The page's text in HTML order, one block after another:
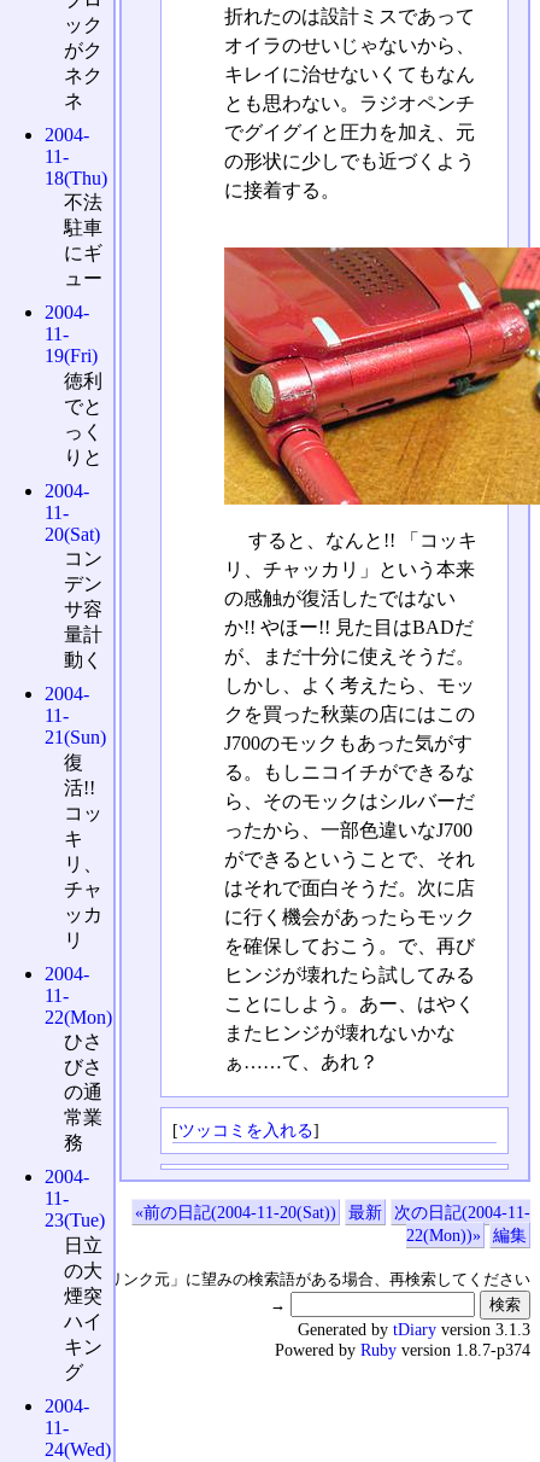
折れたのは設計ミスであって
オイラのせいじゃないから、
キレイに治せないくてもなん
とも思わない。ラジオペンチ
でグイグイと圧力を加え、元
の形状に少しでも近づくよう
に接着する。
すると、なんと!! 「コッキ
リ、チャッカリ」という本来
の感触が復活したではない
か!! やほー!! 見た目はBADだ
が、まだ十分に使えそうだ。
しかし、よく考えたら、モッ
クを買った秋葉の店にはこの
J700のモックもあった気がす
る。もしニコイチができるな
ら、そのモックはシルバーだ
ったから、一部色違いなJ700
ができるということで、それ
はそれで面白そうだ。次に店
に行く機会があったらモック
を確保しておこう。で、再び
ヒンジが壊れたら試してみる
ことにしよう。あー、はやく
またヒンジが壊れないかな
ぁ……て、あれ？
[ツッコミを入れる]
«前の日記(2004-11-20(Sat)) 最新
次の日記(2004-11-
22(Mon))»
編集
↑の「本日のリンク元」に望みの検索語がある場合、再検索してください
→
ック
がク
ネク
ネ
2004-
11-
18(Thu)
不法
駐車
にギ
ュー
2004-
11-
19(Fri)
徳利
でと
っく
りと
2004-
11-
20(Sat)
コン
デン
サ容
量計
動く
2004-
11-
21(Sun)
復
活!!
コッ
キ
リ、
チャ
ッカ
リ
2004-
11-
22(Mon)
ひさ
びさ
の通
常業
務
2004-
11-
23(Tue)
日立
の大
煙突
ハイ
キン
グ
2004-
11-
24(Wed)
Generated by tDiary version 3.1.3
Powered by Ruby version 1.8.7-p374